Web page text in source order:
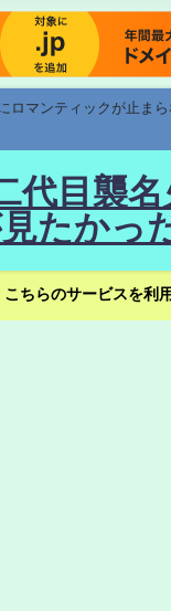
マンティックが止ま
目襲
たかっ
ちらのサービスを